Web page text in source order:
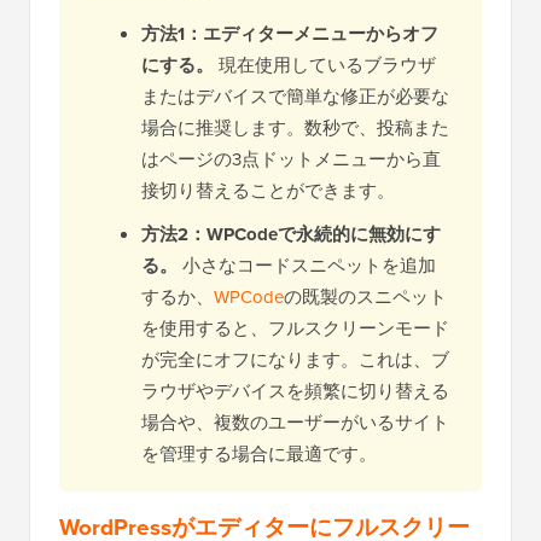
方法1：エディターメニューからオフ
にする。 現在使用しているブラウザ
またはデバイスで簡単な修正が必要な
場合に推奨します。数秒で、投稿また
はページの3点ドットメニューから直
接切り替えることができます。
方法2：WPCodeで永続的に無効にす
る。 小さなコードスニペットを追加
するか、 WPCodeの既製のスニペット
を使用すると、フルスクリーンモード
が完全にオフになります。これは、ブ
ラウザやデバイスを頻繁に切り替える
場合や、複数のユーザーがいるサイト
を管理する場合に最適です。
WordPressがエディターにフルスクリー